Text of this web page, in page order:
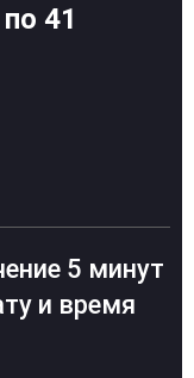
41
5 минут
и время